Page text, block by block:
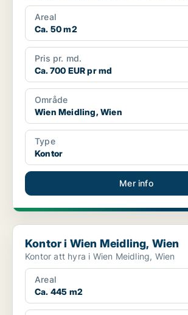
Areal
Ca. 50 m2
Pris pr. md.
Ca. 700 EUR pr md
Område
Wien Meidling, Wien
Type
Kontor
Mer info
Kontor i Wien Meidling, Wien
Kontor i Wien Meidling, Wien
Kontor att hyra i Wien Meidling, Wien
Areal
Ca. 445 m2